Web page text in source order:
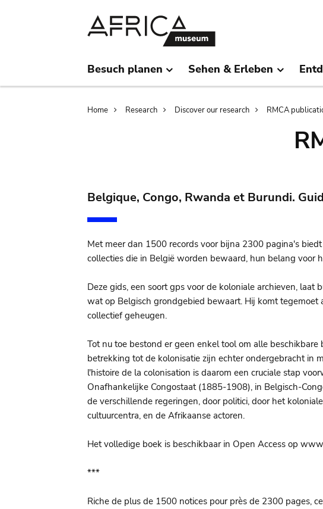
Besuch planen Sehen & Erleben
Breadcrumb
Home Research Discover our research RMCA
Belgique, Congo, Rwanda et Burundi.
Met meer dan 1500 records voor bijna 2300 pagina's
collecties die in België worden bewaard, hun belang voor
Deze gids, een soort gps voor de koloniale archieven,
wat op Belgisch grondgebied bewaart. Hij komt
collectief geheugen.
Tot nu toe bestond er geen enkel tool om alle
betrekking tot de kolonisatie zijn echter ondergebracht in
l'histoire de la colonisation is daarom een cruciale stap
Onafhankelijke Congostaat (1885-1908), in Belgisch-
de verschillende regeringen, door politici, door het
cultuurcentra, en de Afrikaanse actoren.
Het volledige boek is beschikbaar in Open Access op
***
Riche de plus de 1500 notices pour près de 2300 pages,